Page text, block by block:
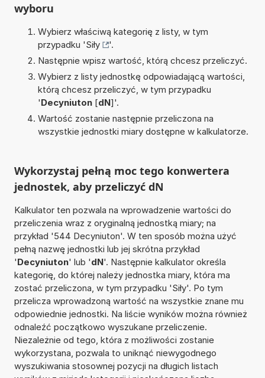
wyboru
Wybierz właściwą kategorię z listy, w tym
przypadku 'Siły
'.
Następnie wpisz wartość, którą chcesz przeliczyć.
Wybierz z listy jednostkę odpowiadającą wartości,
którą chcesz przeliczyć, w tym przypadku
'Decyniuton[dN]'.
Wartość zostanie następnie przeliczona na
wszystkie jednostki miary dostępne w kalkulatorze.
Wykorzystaj pełną moc tego konwertera
jednostek, aby przeliczyć dN
Kalkulator ten pozwala na wprowadzenie wartości do
przeliczenia wraz z oryginalną jednostką miary; na
przykład '544 Decyniuton'. W ten sposób można użyć
pełną nazwę jednostki lub jej skrótna przykład
'Decyniuton' lub 'dN'. Następnie kalkulator określa
kategorię, do której należy jednostka miary, która ma
zostać przeliczona, w tym przypadku 'Siły'. Po tym
przelicza wprowadzoną wartość na wszystkie znane mu
odpowiednie jednostki. Na liście wyników można również
odnaleźć początkowo wyszukane przeliczenie.
Niezależnie od tego, która z możliwości zostanie
wykorzystana, pozwala to uniknąć niewygodnego
wyszukiwania stosownej pozycji na długich listach